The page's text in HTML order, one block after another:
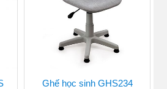
Ghế học sinh GHS234